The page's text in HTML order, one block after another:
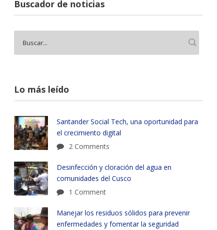
Buscador de noticias
Lo más leído
Santander Social Tech, una oportunidad para
el crecimiento digital
2 Comments
Desinfección y cloración del agua en
comunidades del Cusco
1 Comment
Manejar los residuos sólidos para prevenir
enfermedades y fomentar la seguridad